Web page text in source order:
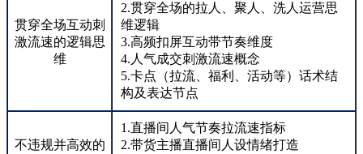
贯穿全场互动刺
激流速的逻辑思
维
2.贯穿全场的拉人、聚人、洗人运营思
维逻辑
3.高频扣屏互动带节奏维度
4.人气成交刺激流速概念
5.卡点（拉流、福利、活动等）话术结
构及表达节点
不违规并高效的
1.直播间人气节奏拉流速指标
2.带货主播直播间人设情绪打造